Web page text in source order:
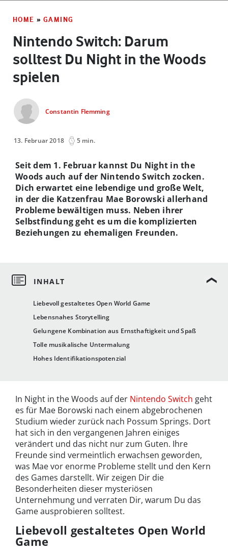
HOME » GAMING
Nintendo Switch: Darum
solltest Du Night in the Woods
spielen
Constantin Flemming
13. Februar 2018 5 min.
Liebevoll gestaltetes Open World Game
Lebensnahes Storytelling
Gelungene Kombination aus Ernsthaftigkeit und Spaß
Tolle musikalische Untermalung
Hohes Identifikationspotenzial
Seit dem 1. Februar kannst Du Night in the
Woods auch auf der Nintendo Switch zocken.
Dich erwartet eine lebendige und große Welt,
in der die Katzenfrau Mae Borowski allerhand
Probleme bewältigen muss. Neben ihrer
Selbstfindung geht es um die komplizierten
Beziehungen zu ehemaligen Freunden.
In Night in the Woods auf der Nintendo Switch geht
es für Mae Borowski nach einem abgebrochenen
Studium wieder zurück nach Possum Springs. Dort
hat sich in den vergangenen Jahren einiges
verändert und das nicht nur zum Guten. Ihre
Freunde sind vermeintlich erwachsen geworden,
was Mae vor enorme Probleme stellt und den Kern
des Games darstellt. Wir zeigen Dir die
Besonderheiten dieser mysteriösen
Unternehmung und verraten Dir, warum Du das
Game ausprobieren solltest.
Liebevoll gestaltetes Open World
Game